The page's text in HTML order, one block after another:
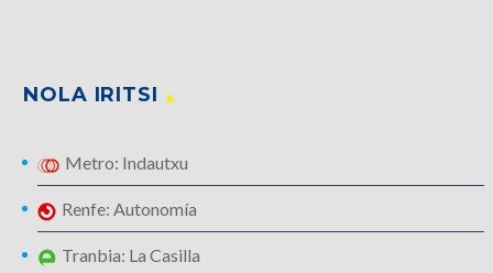
NOLA IRITSI
Metro: Indautxu
Renfe: Autonomía
Tranbia: La Casilla